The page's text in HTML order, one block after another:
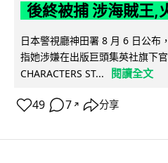
後終被捕 涉海賊王,
日本警視廳神田署 8 月 6 日公布
指她涉嫌在出版巨頭集英社旗下
CHARACTERS ST...
閱讀全文
49 7 ↗ 分享